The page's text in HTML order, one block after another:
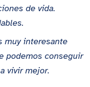
de vida.
muy interesante
podemos conseguir
vivir mejor.